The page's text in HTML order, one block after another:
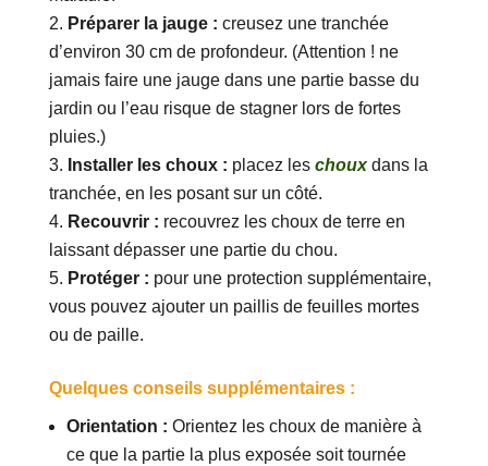
Préparer la jauge : creusez une tranchée
d’environ 30 cm de profondeur. (Attention ! ne
jamais faire une jauge dans une partie basse du
jardin ou l’eau risque de stagner lors de fortes
pluies.)
Installer les choux : placez les chouxdans la
tranchée, en les posant sur un côté.
Recouvrir : recouvrez les choux de terre en
laissant dépasser une partie du chou.
Protéger : pour une protection supplémentaire,
vous pouvez ajouter un paillis de feuilles mortes
ou de paille.
Quelques conseils supplémentaires :
Orientation : Orientez les choux de manière à
ce que la partie la plus exposée soit tournée